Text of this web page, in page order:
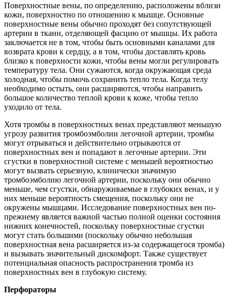
Поверхностные вены, по определению, расположены вблизи
кожи, поверхностно по отношению к мышце. Основные
поверхностные вены обычно проходят без сопутствующей
артерии в ткани, отделяющей фасцию от мышцы. Их работа
заключается не в том, чтобы быть основными каналами для
возврата крови к сердцу, а в том, чтобы доставлять кровь
близко к поверхности кожи, чтобы вены могли регулировать
температуру тела. Они сужаются, когда окружающая среда
холодная, чтобы помочь сохранить тепло тела. Когда телу
необходимо остыть, они расширяются, чтобы направить
большое количество теплой крови к коже, чтобы тепло
уходило от тела.
Хотя тромбы в поверхностных венах представляют меньшую
угрозу развития тромбоэмболии легочной артерии, тромбы
могут отрываться и действительно отрываются от
поверхностных вен и попадают в легочные артерии. Эти
сгустки в поверхностной системе с меньшей вероятностью
могут вызвать серьезную, клинически значимую
тромбоэмболию легочной артерии, поскольку они обычно
меньше, чем сгустки, обнаруживаемые в глубоких венах, и у
них меньше вероятность смещения, поскольку они не
окружены мышцами. Исследование поверхностных вен по-
прежнему является важной частью полной оценки состояния
нижних конечностей, поскольку поверхностные сгустки
могут стать большими (поскольку обычно небольшая
поверхностная вена расширяется из-за содержащегося тромба)
и вызывать значительный дискомфорт. Также существует
потенциальная опасность распространения тромба из
поверхностных вен в глубокую систему.
Перфораторы